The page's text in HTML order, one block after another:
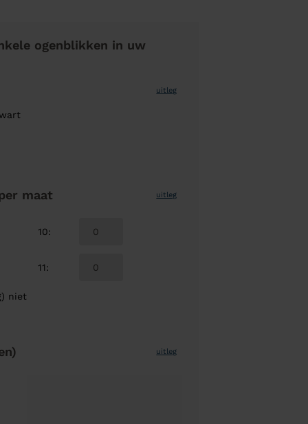
ogenblikken in uw
uitleg
maat uitleg
10:
11:
niet
uitleg